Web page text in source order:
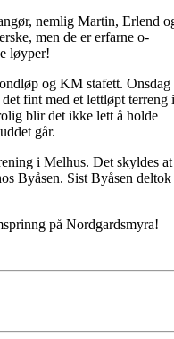
nemlig Martin, Erlend
men de er erfarne o-
løyper!
og KM stafett. Onsdag
fint med et lettløpt terreng i
blir det ikke lett å holde
går.
i Melhus. Det skyldes at
Byåsen. Sist Byåsen deltok
på Nordgardsmyra!